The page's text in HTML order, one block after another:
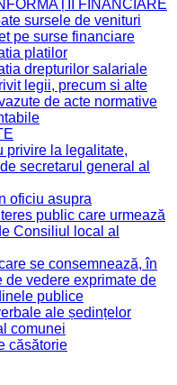
FINANCIARE
sursele de venituri
pe surse financiare
platilor
drepturilor salariale
legii, precum si alte
de acte normative
privire la legalitate,
secretarul general al
oficiu asupra
public care urmează
Consiliul local al
se consemnează, în
de vedere exprimate de
publice
ale ședințelor
comunei
căsătorie